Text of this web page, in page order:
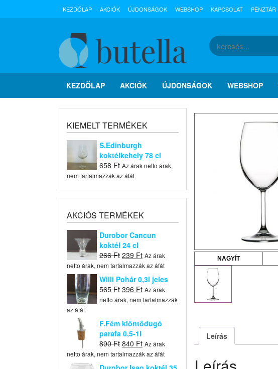
KEZDŐLAP AKCIÓK ÚJDONSÁGOK WEBSHOP KAPCSOLAT PÉNZTÁR
KEZDŐLAP AKCIÓK ÚJDONSÁGOK WEBSHOP
KIEMELT TERMÉKEK
S.Edinburgh
koktélkehely 78 cl
658 Ft Az árak netto árak,
nem tartalmazzák az áfát
AKCIÓS TERMÉKEK
Durobor Cancun
koktél 24 cl
266Ft Original
price
was:
266 Ft.
239 FtCurrent
price
is:
239 Ft.
Az árak
netto árak, nem tartalmazzák az áfát
Willi Pohár 0,3l jeles
565Ft Original
price
565 Ft.
396 FtCurrent
price
396 Ft.
Az árak
netto árak, nem tartalmazzák
az áfát
F.Fém kiöntõdugó
parafa 0,5-1l
890Ft Original
price
was:
840 FtCurrent
price
is:
Az árak
netto árak, nem tartalmazzák az áfát
NAGYÍT
Leírás